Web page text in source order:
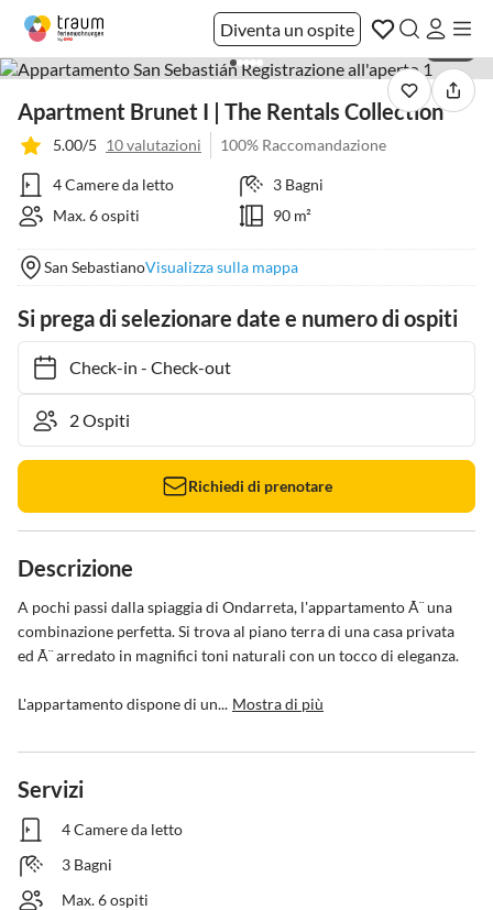
Diventa un ospite
Apartment Brunet I | The Rentals Collection
5.00/5 10 valutazioni 100% Raccomandazione
4 Camere da letto
3 Bagni
Max. 6 ospiti
90 m²
San SebastianoVisualizza sulla mappa
Si prega di selezionare date e numero di ospiti
Check-in- Check-out
Richiedi di prenotare
Descrizione
A pochi passi dalla spiaggia di Ondarreta, l'appartamento Ã¨ una
combinazione perfetta. Si trova al piano terra di una casa privata
ed Ã¨ arredato in magnifici toni naturali con un tocco di eleganza.
L'appartamento dispone di un... Mostra di più
Servizi
4 Camere da letto
3 Bagni
Max. 6 ospiti